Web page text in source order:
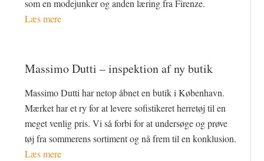
som en modejunker og anden læring fra Firenze.
Læs mere
Massimo Dutti – inspektion af ny butik
Massimo Dutti har netop åbnet en butik i København.
Mærket har et ry for at levere sofistikeret herretøj til en
meget venlig pris. Vi så forbi for at undersøge og prøve
tøj fra sommerens sortiment og nå frem til en konklusion.
Læs mere